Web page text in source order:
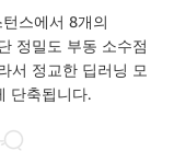
스에서 8개의
정밀도 부동 소수점
서 정교한 딥러닝 모
단축됩니다.